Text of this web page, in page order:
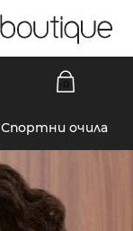
Спортни очила